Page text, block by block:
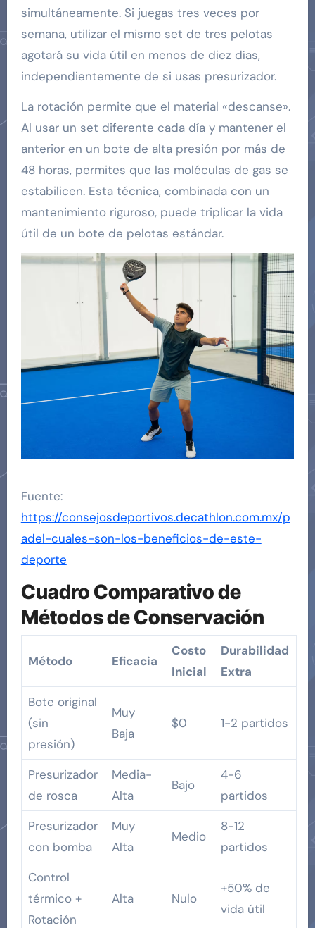
simultáneamente. Si juegas tres veces por
semana, utilizar el mismo set de tres pelotas
agotará su vida útil en menos de diez días,
independientemente de si usas presurizador.
La rotación permite que el material «descanse».
Al usar un set diferente cada día y mantener el
anterior en un bote de alta presión por más de
48 horas, permites que las moléculas de gas se
estabilicen. Esta técnica, combinada con un
mantenimiento riguroso, puede triplicar la vida
útil de un bote de pelotas estándar.
Fuente:
https://consejosdeportivos.decathlon.com.mx/p
adel-cuales-son-los-beneficios-de-este-
deporte
Cuadro Comparativo de
Métodos de Conservación
Método Eficacia
Costo
Inicial
Durabilidad
Extra
Bote original
(sin
presión)
Muy
Baja
$0 1-2 partidos
Presurizador
de rosca
Media-
Alta
Bajo
4-6
partidos
Presurizador
con bomba
Muy
Alta
Medio
8-12
partidos
Control
térmico +
Rotación
Alta Nulo
+50% de
vida útil